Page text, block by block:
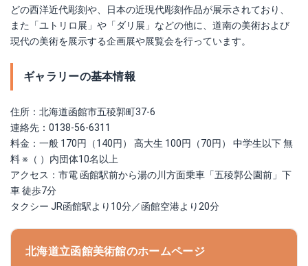
どの西洋近代彫刻や、日本の近現代彫刻作品が展示されており、
また「ユトリロ展」や「ダリ展」などの他に、道南の美術および
現代の美術を展示する企画展や展覧会を行っています。
ギャラリーの基本情報
住所：北海道函館市五稜郭町37-6
連絡先：0138-56-6311
料金：一般 170円（140円） 高大生 100円（70円） 中学生以下 無
料 ※（ ）内団体10名以上
アクセス：市電 函館駅前から湯の川方面乗車「五稜郭公園前」下
車 徒歩7分
タクシー JR函館駅より10分／函館空港より20分
北海道立函館美術館のホームページ